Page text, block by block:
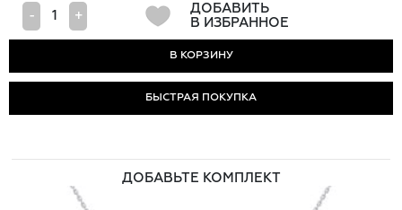
- +
ДОБАВИТЬ
В ИЗБРАННОЕ
БЫСТРАЯ ПОКУПКА
ДОБАВЬТЕ КОМПЛЕКТ